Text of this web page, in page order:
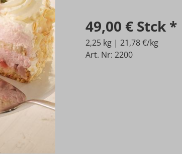
49,00 € Stck*
2,25 kg | 21,78 €/kg
Art. Nr: 2200